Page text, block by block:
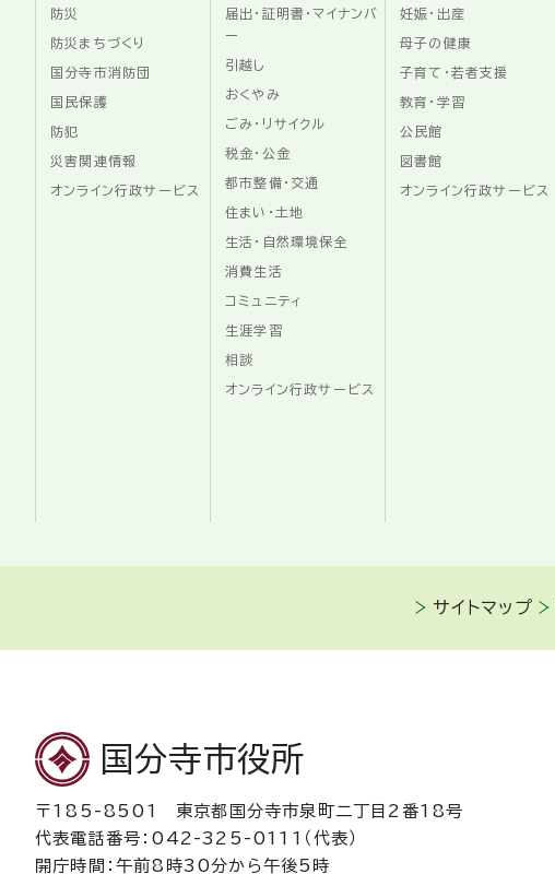
防災
防災まちづくり
国分寺市消防団
国民保護
防犯
災害関連情報
オンライン行政サービス
届出・証明書・マイナンバ
ー
引越し
おくやみ
ごみ・リサイクル
税金・公金
都市整備・交通
住まい・土地
生活・自然環境保全
消費生活
コミュニティ
生涯学習
相談
オンライン行政サービス
妊娠・出産
母子の健康
子育て・若者支援
教育・学習
公民館
図書館
オンライン行政サービス
サイトマップ
国分寺市役所
〒185-8501 東京都国分寺市泉町二丁目2番18号
代表電話番号：042-325-0111（代表）
開庁時間：午前8時30分から午後5時